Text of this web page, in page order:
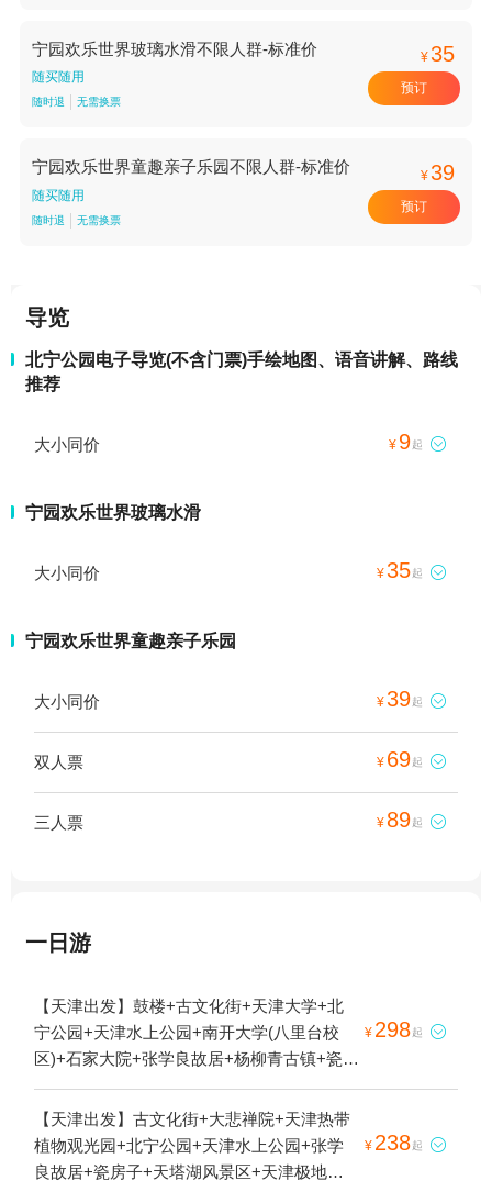
宁园欢乐世界玻璃水滑不限人群-标准价
随买随用
随时退 无需换票
¥35
预订
宁园欢乐世界童趣亲子乐园不限人群-标准价
随买随用
随时退 无需换票
¥39
预订
导览
北宁公园电子导览(不含门票)手绘地图、语音讲解、路线
推荐
大小同价 ¥ 9起 
宁园欢乐世界玻璃水滑
大小同价 ¥35起 
宁园欢乐世界童趣亲子乐园
大小同价 ¥39起 
双人票 ¥ 69起 
三人票 ¥ 89起 
一日游
【天津出发】鼓楼+古文化街+天津大学+北
宁公园+天津水上公园+南开大学(八里台校
区)+石家大院+张学良故居+杨柳青古镇+瓷房
子+天津极地海洋公园+五大道+天津之眼摩
天轮+静园+精武门·中华武林园+天津动物园
+天津欢乐谷+曙光水镇+天津文化中心海底
世界1日游
¥ 298起 
【天津出发】古文化街+大悲禅院+天津热带
植物观光园+北宁公园+天津水上公园+张学
良故居+瓷房子+天塔湖风景区+天津极地海
¥ 238起 